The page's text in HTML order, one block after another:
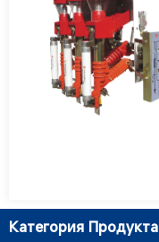
Категория Продукта